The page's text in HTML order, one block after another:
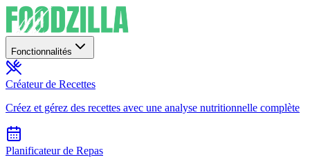
Fonctionnalités
Créateur de Recettes
Créez et gérez des recettes avec une analyse nutritionnelle complète
Planificateur de Repas